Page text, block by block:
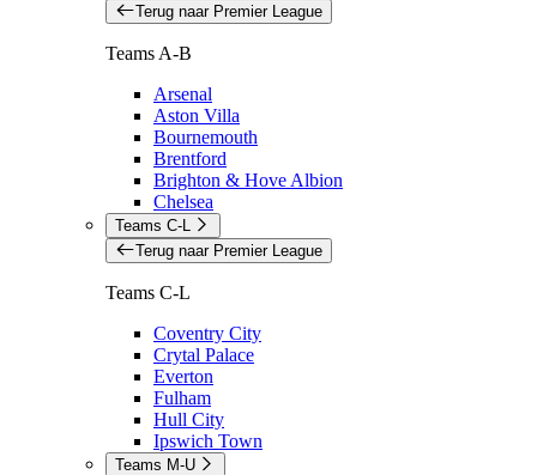
Terug naar Premier League
Teams A-B
Arsenal
Aston Villa
Bournemouth
Brentford
Brighton & Hove Albion
Chelsea
Teams C-L
Terug naar Premier League
Teams C-L
Coventry City
Crytal Palace
Everton
Fulham
Hull City
Ipswich Town
Teams M-U